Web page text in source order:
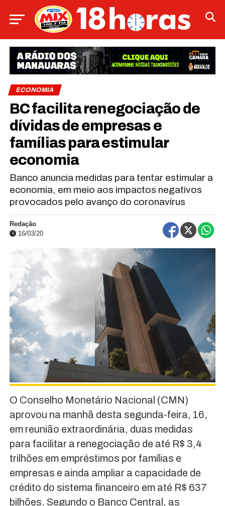
ECONOMIA
BC facilita renegociação de
dívidas de empresas e
famílias para estimular
economia
Banco anuncia medidas para tentar estimular a
economia, em meio aos impactos negativos
provocados pelo avanço do coronavírus
Redação
16/03/20
O Conselho Monetário Nacional (CMN)
aprovou na manhã desta segunda-feira, 16,
em reunião extraordinária, duas medidas
para facilitar a renegociação de até R$ 3,4
trilhões em empréstimos por famílias e
empresas e ainda ampliar a capacidade de
crédito do sistema financeiro em até R$ 637
bilhões. Segundo o Banco Central, as